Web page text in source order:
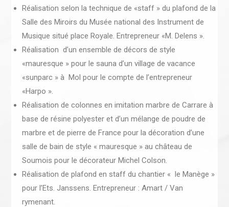
Réalisation selon la technique de «staff » du plafond de la
Salle des Miroirs du Musée national des Instrument de
Musique situé place Royale. Entrepreneur «M. Delens ».
Réalisation d’un ensemble de décors de style
«mauresque » pour le sauna d’un village de vacance
«sunparc » à Mol pour le compte de l’entrepreneur
«Harpo ».
Réalisation de colonnes en imitation marbre de Carrare à
base de résine polyester et d’un mélange de poudre de
marbre et de pierre de France pour la décoration d’une
salle de bain de style « mauresque » au château de
Soumois pour le décorateur Michel Colson.
Réalisation de plafond en staff du chantier « le Manège »
pour l’Ets. Janssens. Entrepreneur : Amart / Van
rymenant.